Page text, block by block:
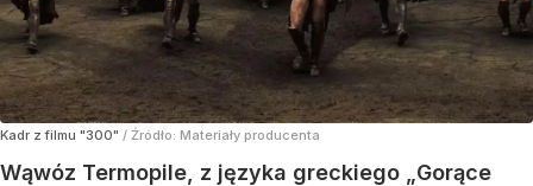
Kadr z filmu "300" / Źródło: Materiały producenta
Wąwóz Termopile, z języka greckiego „Gorące